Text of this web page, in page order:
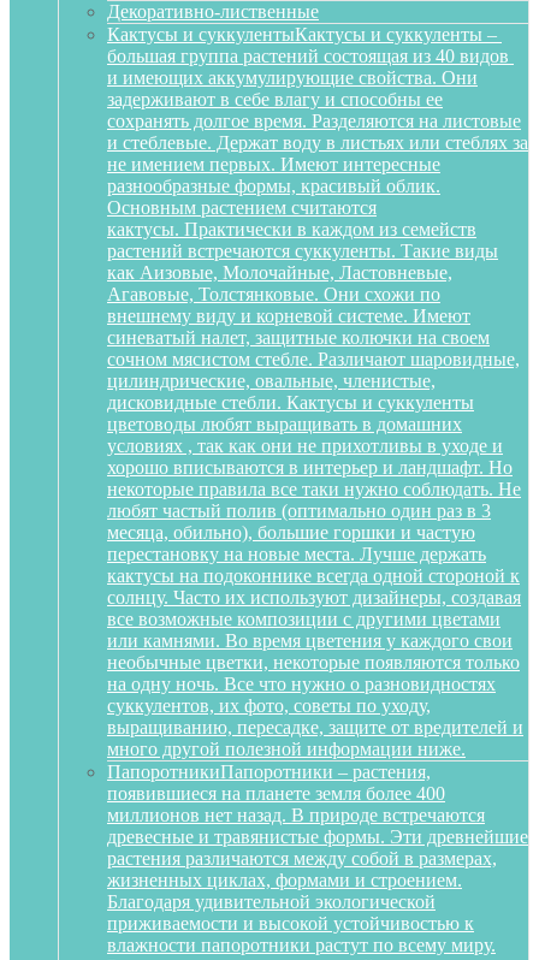
Декоративно-лиственные
Кактусы и суккулентыКактусы и суккуленты –
большая группа растений состоящая из 40 видов
и имеющих аккумулирующие свойства. Они
задерживают в себе влагу и способны ее
сохранять долгое время. Разделяются на листовые
и стеблевые. Держат воду в листьях или стеблях за
не имением первых. Имеют интересные
разнообразные формы, красивый облик.
Основным растением считаются
кактусы. Практически в каждом из семейств
растений встречаются суккуленты. Такие виды
как Аизовые, Молочайные, Ластовневые,
Агавовые, Толстянковые. Они схожи по
внешнему виду и корневой системе. Имеют
синеватый налет, защитные колючки на своем
сочном мясистом стебле. Различают шаровидные,
цилиндрические, овальные, членистые,
дисковидные стебли. Кактусы и суккуленты
цветоводы любят выращивать в домашних
условиях , так как они не прихотливы в уходе и
хорошо вписываются в интерьер и ландшафт. Но
некоторые правила все таки нужно соблюдать. Не
любят частый полив (оптимально один раз в 3
месяца, обильно), большие горшки и частую
перестановку на новые места. Лучше держать
кактусы на подоконнике всегда одной стороной к
солнцу. Часто их используют дизайнеры, создавая
все возможные композиции с другими цветами
или камнями. Во время цветения у каждого свои
необычные цветки, некоторые появляются только
на одну ночь. Все что нужно о разновидностях
суккулентов, их фото, советы по уходу,
выращиванию, пересадке, защите от вредителей и
много другой полезной информации ниже.
ПапоротникиПапоротники – растения,
появившиеся на планете земля более 400
миллионов нет назад. В природе встречаются
древесные и травянистые формы. Эти древнейшие
растения различаются между собой в размерах,
жизненных циклах, формами и строением.
Благодаря удивительной экологической
приживаемости и высокой устойчивостью к
влажности папоротники растут по всему миру.